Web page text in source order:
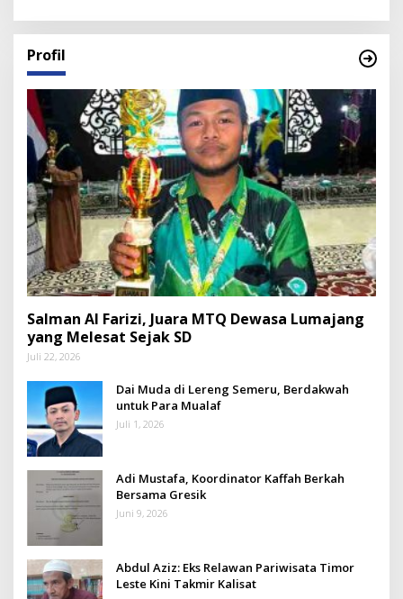
Profil
Salman Al Farizi, Juara MTQ Dewasa Lumajang
yang Melesat Sejak SD
Juli 22, 2026
Dai Muda di Lereng Semeru, Berdakwah
untuk Para Mualaf
Juli 1, 2026
Adi Mustafa, Koordinator Kaffah Berkah
Bersama Gresik
Juni 9, 2026
Abdul Aziz: Eks Relawan Pariwisata Timor
Leste Kini Takmir Kalisat